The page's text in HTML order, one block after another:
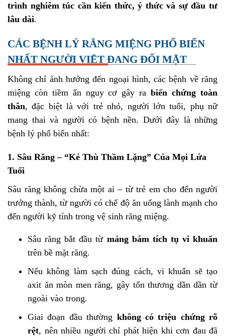
trình nghiêm túc cần kiến thức, ý thức và sự đầu tư
lâu dài.
CÁC BỆNH LÝ RĂNG MIỆNG PHỔ BIẾN
NHẤT NGƯỜI VIỆT ĐANG ĐỐI MẶT
Không chỉ ảnh hưởng đến ngoại hình, các bệnh về răng
miệng còn tiềm ẩn nguy cơ gây rabiến chứng toàn
thân, đặc biệt là với trẻ nhỏ, người lớn tuổi, phụ nữ
mang thai và người có bệnh nền. Dưới đây là những
bệnh lý phổ biến nhất:
1. Sâu Răng – “Kẻ Thù Thầm Lặng” Của Mọi Lứa
Tuổi
Sâu răng không chừa một ai – từ trẻ em cho đến người
trưởng thành, từ người có chế độ ăn uống lành mạnh cho
đến người kỹ tính trong vệ sinh răng miệng.
Sâu răng bắt đầu từ mảng bám tích tụ vi khuẩn
trên bề mặt răng.
Nếu không làm sạch đúng cách, vi khuẩn sẽ tạo
axit ăn mòn men răng, gây tổn thương dần dần từ
ngoài vào trong.
Giai đoạn đầu thường không có triệu chứng rõ
rệt, nên nhiều người chỉ phát hiện khi cơn đau đã